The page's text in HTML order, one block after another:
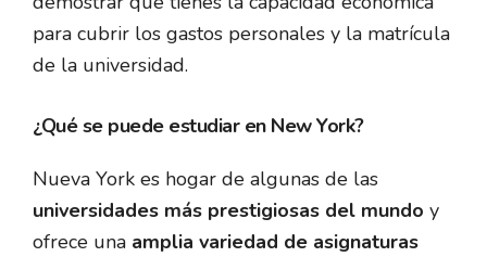
para cubrir los gastos personales y la matrícula
de la universidad.
¿Qué se puede estudiar en New York?
Nueva York es hogar de algunas de las
universidades más prestigiosas del mundo y
ofrece una amplia variedad de asignaturas